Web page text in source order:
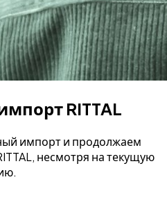
RITTAL
импорт и продолжаем
несмотря на текущую